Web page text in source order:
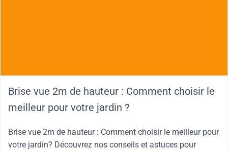
Brise vue 2m de hauteur : Comment choisir le
meilleur pour votre jardin ?
Brise vue 2m de hauteur : Comment choisir le meilleur pour
votre jardin? Découvrez nos conseils et astuces pour